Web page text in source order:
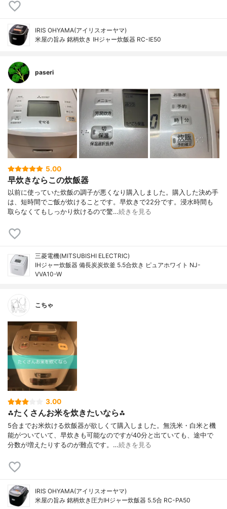
IRIS OHYAMA(アイリスオーヤマ)
米屋の旨み 銘柄炊き IHジャー炊飯器 RC-IE50
paseri
5.00
早炊きならこの炊飯器
以前に使っていた炊飯の調子が悪くなり購入しました。購入した決め手
は、短時間でご飯が炊けることです。早炊きで22分です。浸水時間も
取らなくてもしっかり炊けるので驚…続きを見る
三菱電機(MITSUBISHI ELECTRIC)
IHジャー炊飯器 備長炭炭炊釜 5.5合炊き ピュアホワイト NJ-
VVA10-W
こちゃ
3.00
⁂たくさんお米を炊きたいなら⁂
5合までお米炊ける炊飯器が欲しくて購入しました。無洗米・白米と機
能がついていて、早炊きも可能なのですが40分と出ていても、途中で
分数が増えたりするのが難点です。…続きを見る
IRIS OHYAMA(アイリスオーヤマ)
米屋の旨み 銘柄炊き圧力IHジャー炊飯器 5.5合 RC-PA50